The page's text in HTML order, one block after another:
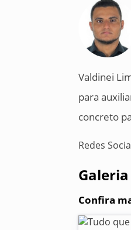
Valdinei
para
concreto
Redes
Galeria
Confira